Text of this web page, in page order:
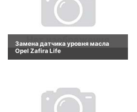
Замена датчика уровня масла
Opel Zafira Life